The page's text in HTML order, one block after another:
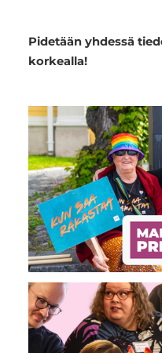
Pidetään yhdessä
korkealla!